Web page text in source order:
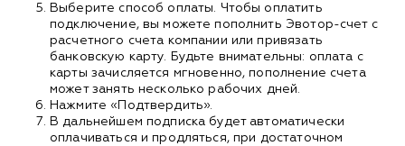
Выберите способ оплаты. Чтобы оплатить
подключение, вы можете пополнить Эвотор-счет с
расчетного счета компании или привязать
банковскую карту. Будьте внимательны: оплата с
карты зачисляется мгновенно, пополнение счета
может занять несколько рабочих дней.
Нажмите «Подтвердить».
В дальнейшем подписка будет автоматически
оплачиваться и продляться, при достаточном